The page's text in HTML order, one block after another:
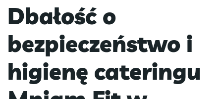
Dbałość o
bezpieczeństwo i
higienę cateringu